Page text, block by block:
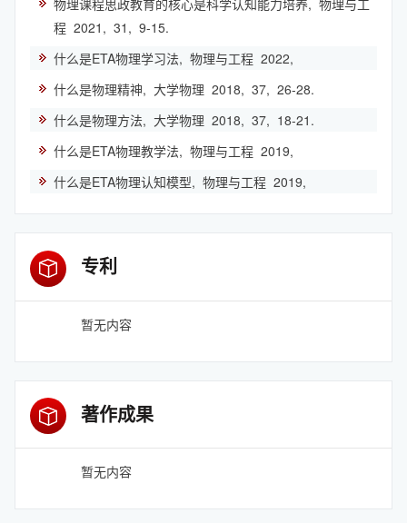
物理课程思政教育的核心是科学认知能力培养, 物理与工
程 2021, 31, 9-15.
什么是ETA物理学习法, 物理与工程 2022,
什么是物理精神, 大学物理 2018, 37, 26-28.
什么是物理方法, 大学物理 2018, 37, 18-21.
什么是ETA物理教学法, 物理与工程 2019,
什么是ETA物理认知模型, 物理与工程 2019,
专利
暂无内容
著作成果
暂无内容